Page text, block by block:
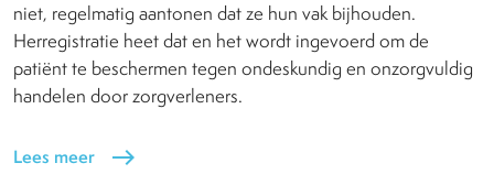
niet, regelmatig aantonen dat ze hun vak bijhouden.
Herregistratie heet dat en het wordt ingevoerd om de
patiënt te beschermen tegen ondeskundig en onzorgvuldig
handelen door zorgverleners.
Lees meer east